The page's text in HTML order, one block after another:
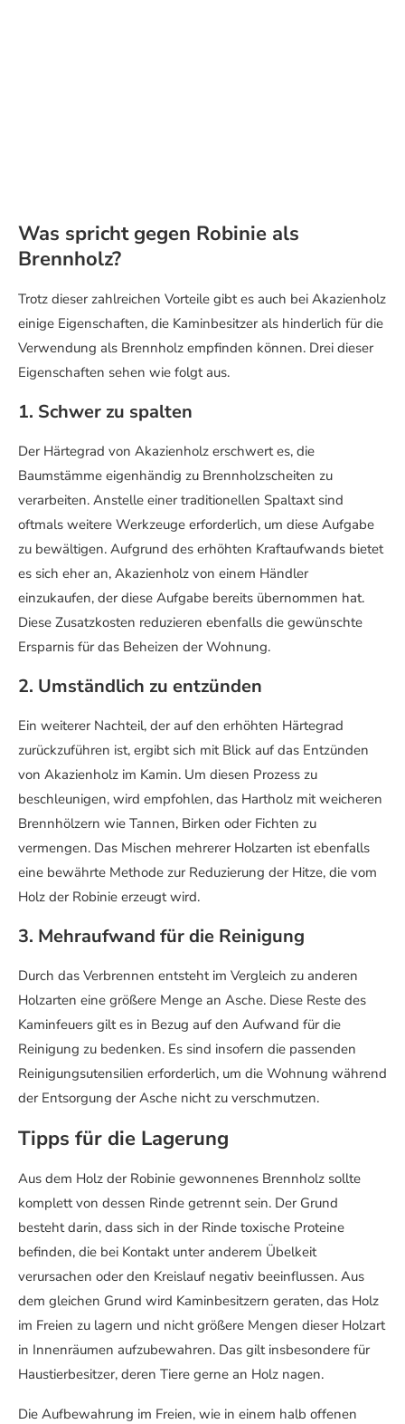
Was spricht gegen Robinie als
Brennholz?
Trotz dieser zahlreichen Vorteile gibt es auch bei Akazienholz
einige Eigenschaften, die Kaminbesitzer als hinderlich für die
Verwendung als Brennholz empfinden können. Drei dieser
Eigenschaften sehen wie folgt aus.
1. Schwer zu spalten
Der Härtegrad von Akazienholz erschwert es, die
Baumstämme eigenhändig zu Brennholzscheiten zu
verarbeiten. Anstelle einer traditionellen Spaltaxt sind
oftmals weitere Werkzeuge erforderlich, um diese Aufgabe
zu bewältigen. Aufgrund des erhöhten Kraftaufwands bietet
es sich eher an, Akazienholz von einem Händler
einzukaufen, der diese Aufgabe bereits übernommen hat.
Diese Zusatzkosten reduzieren ebenfalls die gewünschte
Ersparnis für das Beheizen der Wohnung.
2. Umständlich zu entzünden
Ein weiterer Nachteil, der auf den erhöhten Härtegrad
zurückzuführen ist, ergibt sich mit Blick auf das Entzünden
von Akazienholz im Kamin. Um diesen Prozess zu
beschleunigen, wird empfohlen, das Hartholz mit weicheren
Brennhölzern wie Tannen, Birken oder Fichten zu
vermengen. Das Mischen mehrerer Holzarten ist ebenfalls
eine bewährte Methode zur Reduzierung der Hitze, die vom
Holz der Robinie erzeugt wird.
3. Mehraufwand für die Reinigung
Durch das Verbrennen entsteht im Vergleich zu anderen
Holzarten eine größere Menge an Asche. Diese Reste des
Kaminfeuers gilt es in Bezug auf den Aufwand für die
Reinigung zu bedenken. Es sind insofern die passenden
Reinigungsutensilien erforderlich, um die Wohnung während
der Entsorgung der Asche nicht zu verschmutzen.
Tipps für die Lagerung
Aus dem Holz der Robinie gewonnenes Brennholz sollte
komplett von dessen Rinde getrennt sein. Der Grund
besteht darin, dass sich in der Rinde toxische Proteine
befinden, die bei Kontakt unter anderem Übelkeit
verursachen oder den Kreislauf negativ beeinflussen. Aus
dem gleichen Grund wird Kaminbesitzern geraten, das Holz
im Freien zu lagern und nicht größere Mengen dieser Holzart
in Innenräumen aufzubewahren. Das gilt insbesondere für
Haustierbesitzer, deren Tiere gerne an Holz nagen.
Die Aufbewahrung im Freien, wie in einem halb offenen